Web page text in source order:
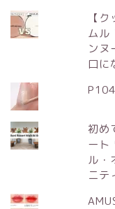
【
ムル
ンヌ
口に
初め
ート
ル・
ニテ